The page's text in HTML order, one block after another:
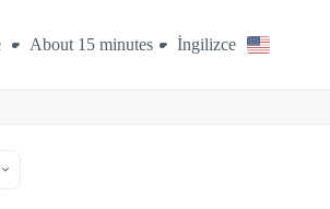
About 15 minutes İngilizce